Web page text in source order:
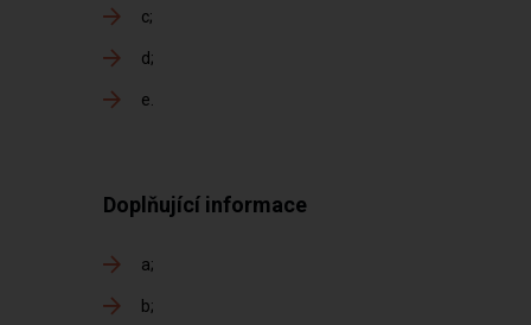
c
d
e
Doplňující informace
a
b